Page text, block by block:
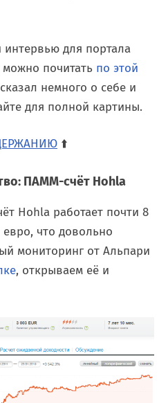
для портала
можно почитать по этой
немного о себе и
для полной картины.
⬆️
ПАММ-счёт Hohla
Hohla работает почти 8
что довольно
мониторинг от Альпари
, открываем её и